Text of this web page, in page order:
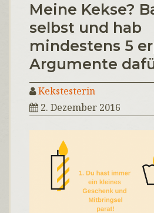
Meine Kekse?
selbst und hab
mindestens 5
Argumente
Kekstesterin
2. Dezember 2016